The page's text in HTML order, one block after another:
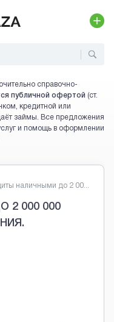
справочно-
публичной офертой (ст.
кредитной или
займы. Все предложения
и помощь в оформлении
наличными до 2 00...
2 000 000